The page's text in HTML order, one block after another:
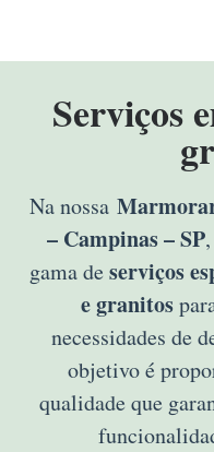
Serviços
Na nossa
– Campinas – SP
gama de serviços
e granitos
necessidades de
objetivo é
qualidade que